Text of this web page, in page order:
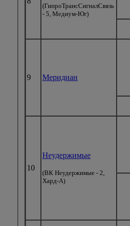
(ГипроТрансСигналСвязь
- 5, Медиум-Юг)
9 Меридиан
10
Неудержимые
(ВК Неудержимые - 2,
Хард-А)